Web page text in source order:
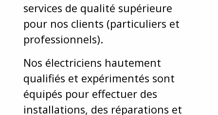
services de qualité supérieure
pour nos clients (particuliers et
professionnels).
Nos électriciens hautement
qualifiés et expérimentés sont
équipés pour effectuer des
installations, des réparations et